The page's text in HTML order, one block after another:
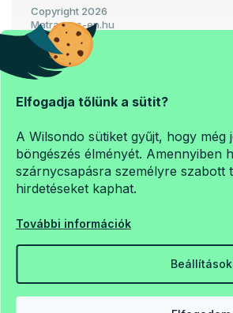
Elfogadja tőlünk a sütit?
A Wilsondo sütiket gyűjt, hogy még
böngészés élményét. Amennyiben
szárnycsapásra személyre szabott
hirdetéseket kaphat.
További információk
Beállítások
Shoptet Premium
Copyright 2026
Matrac-es-en.hu
. Minden jog fenntartva.
Süti beállítások szerkesztése